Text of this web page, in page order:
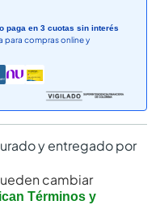
paga en 3 cuotas sin interés
para compras online y
y entregado por
cambiar
Términos y